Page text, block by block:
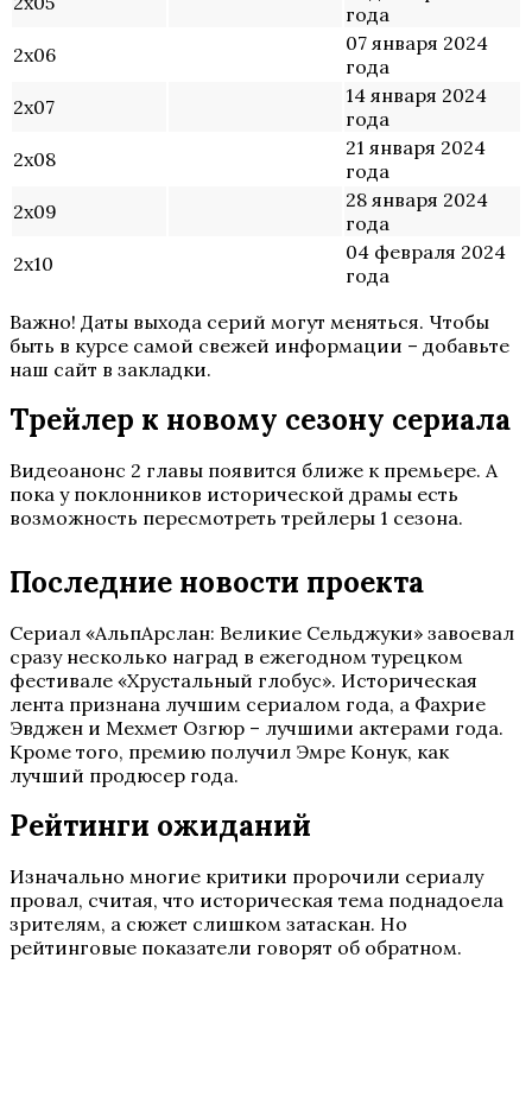
года
2х06
07 января 2024
года
2х07
14 января 2024
года
2х08
21 января 2024
года
2х09
28 января 2024
года
2х10
04 февраля 2024
года
Важно! Даты выхода серий могут меняться. Чтобы
быть в курсе самой свежей информации – добавьте
наш сайт в закладки.
Трейлер к новому сезону сериала
Видеоанонс 2 главы появится ближе к премьере. А
пока у поклонников исторической драмы есть
возможность пересмотреть трейлеры 1 сезона.
Последние новости проекта
Сериал «АльпАрслан: Великие Сельджуки» завоевал
сразу несколько наград в ежегодном турецком
фестивале «Хрустальный глобус». Историческая
лента признана лучшим сериалом года, а Фахрие
Эвджен и Мехмет Озгюр – лучшими актерами года.
Кроме того, премию получил Эмре Конук, как
лучший продюсер года.
Рейтинги ожиданий
Изначально многие критики пророчили сериалу
провал, считая, что историческая тема поднадоела
зрителям, а сюжет слишком затаскан. Но
рейтинговые показатели говорят об обратном.